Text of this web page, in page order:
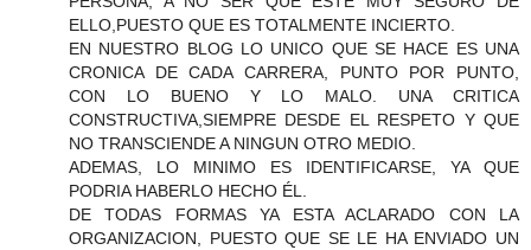
ELLO,PUESTO QUE ES TOTALMENTE INCIERTO.
EN NUESTRO BLOG LO UNICO QUE SE HACE ES UNA
CRONICA DE CADA CARRERA, PUNTO POR PUNTO,
CON LO BUENO Y LO MALO. UNA CRITICA
CONSTRUCTIVA,SIEMPRE DESDE EL RESPETO Y QUE
NO TRANSCIENDE A NINGUN OTRO MEDIO.
ADEMAS, LO MINIMO ES IDENTIFICARSE, YA QUE
PODRIA HABERLO HECHO ÉL.
DE TODAS FORMAS YA ESTA ACLARADO CON LA
ORGANIZACION, PUESTO QUE SE LE HA ENVIADO UN